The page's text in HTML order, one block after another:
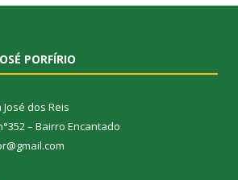
PORFÍRIO
dos Reis
– Bairro Encantado